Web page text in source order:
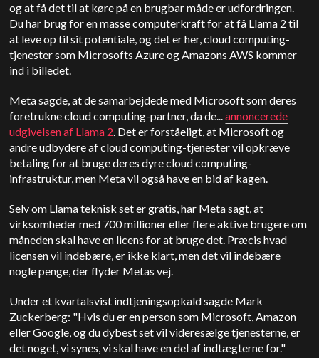
og at få det til at køre på en brugbar måde er udfordringen.
Du har brug for en masse computerkraft for at få Llama 2 til
at leve op til sit potentiale, og det er her, cloud computing-
tjenester som Microsofts Azure og Amazons AWS kommer
ind i billedet.
Meta sagde, at de samarbejdede med Microsoft som deres
foretrukne cloud computing-partner, da de...annoncerede
udgivelsen af Llama 2. Det er forståeligt, at Microsoft og
andre udbydere af cloud computing-tjenester vil opkræve
betaling for at bruge deres dyre cloud computing-
infrastruktur, men Meta vil også have en bid af kagen.
Selv om Llama teknisk set er gratis, har Meta sagt, at
virksomheder med 700 millioner eller flere aktive brugere om
måneden skal have en licens for at bruge det. Præcis hvad
licensen vil indebære, er ikke klart, men det vil indebære
nogle penge, der flyder Metas vej.
Under et kvartalsvist indtjeningsopkald sagde Mark
Zuckerberg: "Hvis du er en person som Microsoft, Amazon
eller Google, og du dybest set vil videresælge tjenesterne, er
det noget, vi synes, vi skal have en del af indtægterne for."